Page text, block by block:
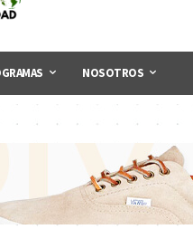
NOSOTROS